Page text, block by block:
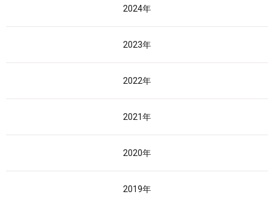
2024年
2023年
2022年
2021年
2020年
2019年